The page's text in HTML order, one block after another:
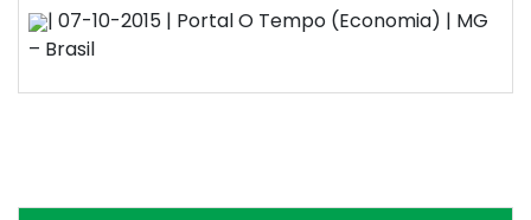
| 07-10-2015 | Portal O Tempo (Economia) | MG
– Brasil